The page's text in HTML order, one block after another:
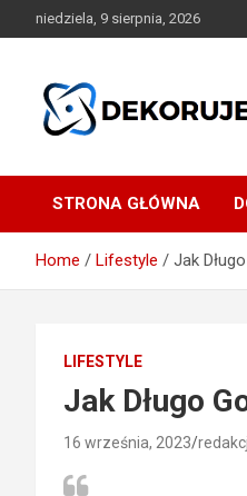
to
niedziela, 9 sierpnia, 2026
STRONA GŁÓWNA
Home Lifestyle Jak
LIFESTYLE
Jak Długo
16 września, 2023